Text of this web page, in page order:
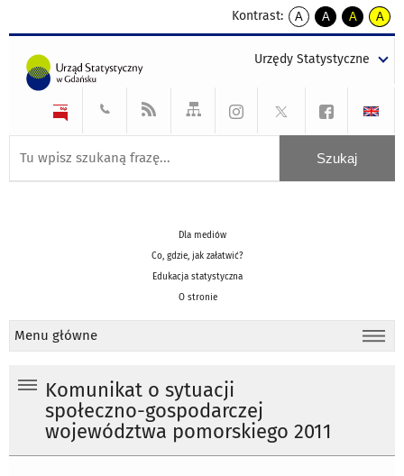
Kontrast:
A
kontrast
A
kontrast
tekst
czarnym
A
kontrast
tekst
czarnym
A
tekst
żółtym
Urzędy Statystyczne
Dla mediów
Co, gdzie, jak załatwić?
Edukacja statystyczna
O stronie
Menu główne
Komunikat o sytuacji
społeczno-gospodarczej
województwa pomorskiego 2011